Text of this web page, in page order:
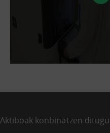
Aktiboak konbinatzen ditugu